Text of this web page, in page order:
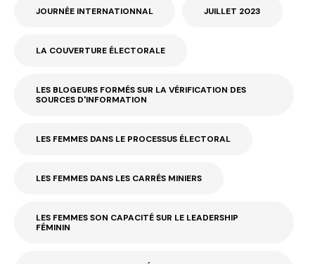
JOURNÉE INTERNATIONNAL JUILLET 2023
LA COUVERTURE ÉLECTORALE
LES BLOGEURS FORMÉS SUR LA VÉRIFICATION DES
SOURCES D'INFORMATION
LES FEMMES DANS LE PROCESSUS ÉLECTORAL
LES FEMMES DANS LES CARRÉS MINIERS
LES FEMMES SON CAPACITÉ SUR LE LEADERSHIP
FÉMININ